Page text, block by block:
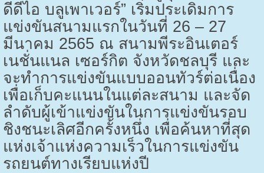
ดีดีไอ บลูเพาเวอร์” เริ่มประเดิมการ
แข่งขันสนามแรกในวันที่ 26 – 27
มีนาคม 2565 ณ สนามพีระอินเตอร์
เนชั่นแนล เซอร์กิต จังหวัดชลบุรี และ
จะทำการแข่งขันแบบออนทัวร์ต่อเนื่อง
เพื่อเก็บคะแนนในแต่ละสนาม และจัด
ลำดับผู้เข้าแข่งขันในการแข่งขันรอบ
ชิงชนะเลิศอีกครั้งหนึ่ง เพื่อค้นหาที่สุด
แห่งเจ้าแห่งความเร็วในการแข่งขัน
รถยนต์ทางเรียบแห่งปี